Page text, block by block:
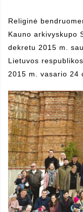
Religinė
Kauno arkivyskupo
dekretu 2015 m.
Lietuvos
2015 m. vasario 24